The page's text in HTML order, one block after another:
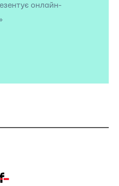
онлайн-